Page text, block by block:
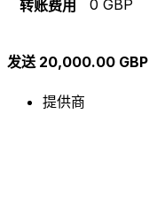
转账费用 0 GBP
发送 20,000.00 GBP
提供商